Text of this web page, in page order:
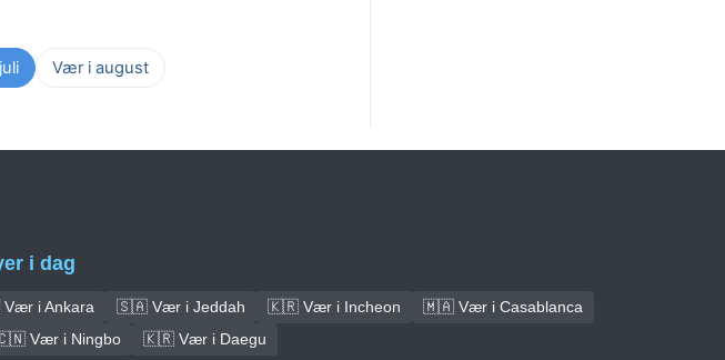
Vær i august
i dag
i Ankara 🇸🇦 Vær i Jeddah 🇰🇷 Vær i Incheon
🇲🇦 Vær i Casablanca
Vær i Ningbo 🇰🇷 Vær i Daegu